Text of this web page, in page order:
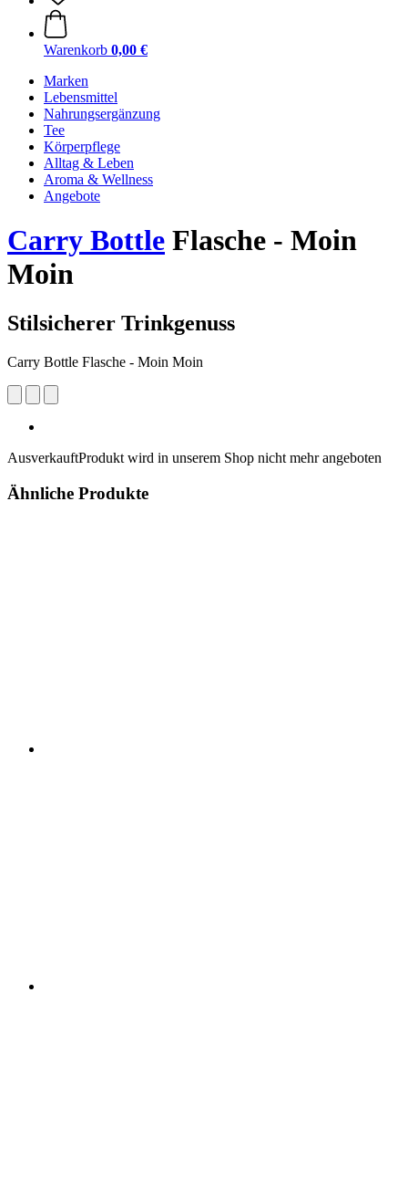
Warenkorb 0,00 €
Marken
Lebensmittel
Nahrungsergänzung
Tee
Körperpflege
Alltag & Leben
Aroma & Wellness
Angebote
Carry Bottle Flasche - Moin
Moin
Stilsicherer Trinkgenuss
Carry Bottle Flasche - Moin Moin
AusverkauftProdukt wird in unserem Shop nicht mehr angeboten
Ähnliche Produkte